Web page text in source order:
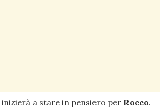
inizierà a stare in pensiero per Rocco.